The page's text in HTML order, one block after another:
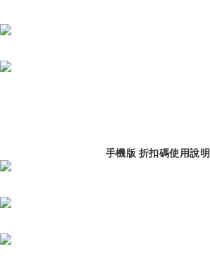
手機版 折扣碼使用說明